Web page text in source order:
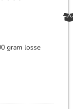
gram losse